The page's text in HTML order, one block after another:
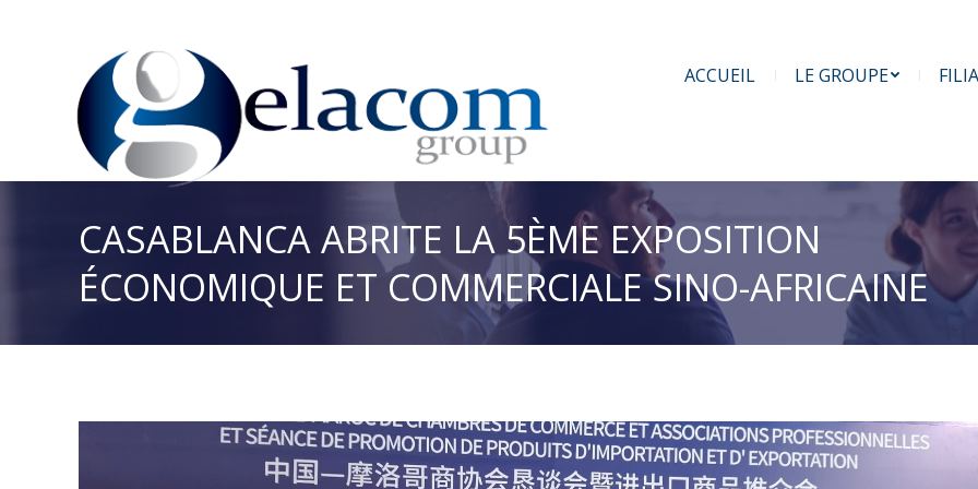
ACCUEIL LE GROUPE
CASABLANCA ABRITE LA 5ÈME EXPOSITION
ÉCONOMIQUE ET COMMERCIALE SINO-AFRICAINE